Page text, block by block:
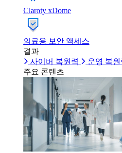
Claroty xDome
의료용 보안 액세스
결과
사이버 복원력
운영 복원
주요 콘텐츠